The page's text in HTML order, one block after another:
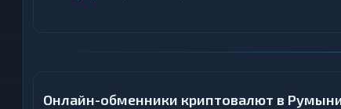
Онлайн-обменники криптовалют в